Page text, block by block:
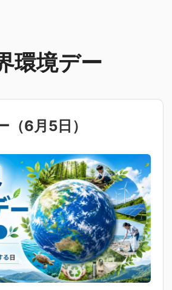
環境デー
（6月5日 ）